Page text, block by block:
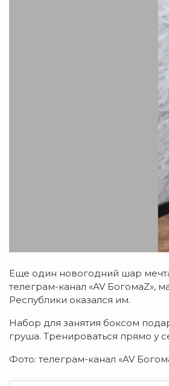
Еще один новогодний шар
телеграм-канал «AV БогомаZ»,
Республики оказался им.
Набор для занятия боксом
груша. Тренироваться прямо у
Фото: телеграм-канал «AV